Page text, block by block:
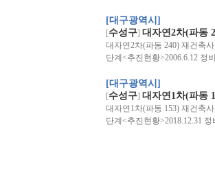
[대구광역시]
[수성구] 대자연2차(파동
대자연2차(파동 240) 재건축
단계<추진현황>2006.6.12 정
[대구광역시]
[수성구] 대자연1차(파동
대자연1차(파동 153) 재건축
단계<추진현황>2018.12.31